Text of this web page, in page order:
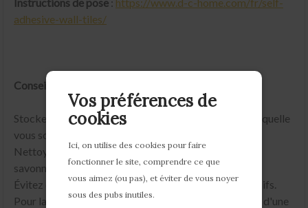
adhesive-wall-tiles/
Conseils d'utilisation :
Stockez vos dalles minimum 24h dans la pièce dans laquelle
vous souhaitez les poser.
Nettoyez vos dalles avec un chiffon doux ou à l'eau
savonneuse.
Évitez d'utiliser des détergents ménagers trop agressifs.
Pour la dépose, décollez doucement les dalles à l'aide d'une
Vos préférences de
cookies
Ici, on utilise des cookies pour faire
fonctionner le site, comprendre ce que
vous aimez (ou pas), et éviter de vous noyer
sous des pubs inutiles.